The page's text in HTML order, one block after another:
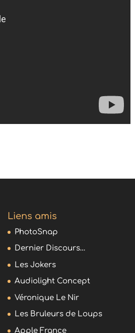
Liens amis
PhotoSnap
Dernier Discours…
Les Jokers
Audiolight Concept
Véronique Le Nir
Les Bruleurs de Loups
Apple France